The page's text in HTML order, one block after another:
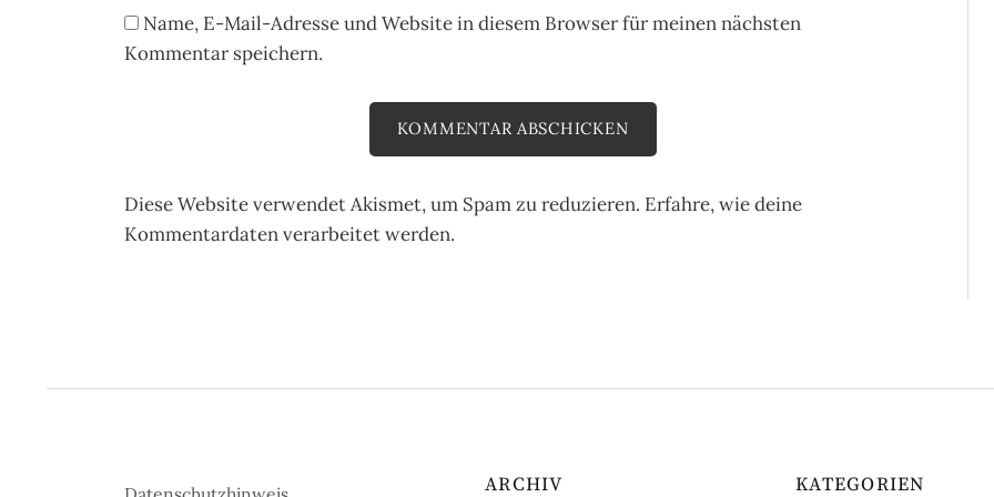
Name, E-Mail-Adresse und Website in diesem Browser für meinen nächsten
Kommentar speichern.
Diese Website verwendet Akismet, um Spam zu reduzieren. Erfahre, wie deine
Kommentardaten verarbeitet werden.
ARCHIV KATEGORIEN